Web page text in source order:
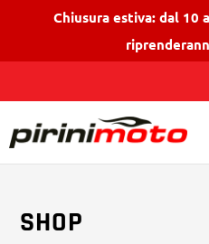
Chiusura estiva: dal 10
SHOP